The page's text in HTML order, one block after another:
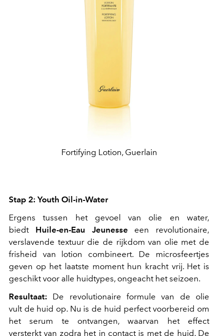
Fortifying Lotion, Guerlain
Stap 2: Youth Oil-in-Water
Ergens tussen het gevoel van olie en water,
biedt Huile-en-Eau Jeunesse een revolutionaire,
verslavende textuur die de rijkdom van olie met de
frisheid van lotion combineert. De microsfeertjes
geven op het laatste moment hun kracht vrij. Het is
geschikt voor alle huidtypes, ongeacht het seizoen.
Resultaat: De revolutionaire formule van de olie
vult de huid op. Nu is de huid perfect voorbereid om
het serum te ontvangen, waarvan het effect
versterkt van zodra het in contact is met de huid. De